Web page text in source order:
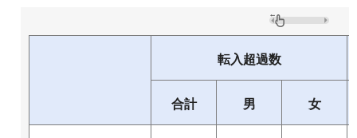
転入超過数
合計 男 女